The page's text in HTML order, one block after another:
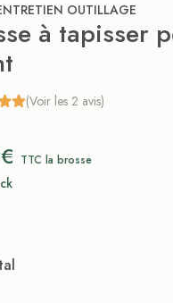
OUTILLAGE
à tapisser
(Voir les 2 avis)
TTC la brosse